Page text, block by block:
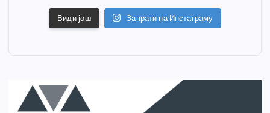
Види још Запрати на Инстаграму